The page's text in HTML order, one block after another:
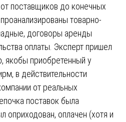
поставщиков до конечных
товарно-
договоры аренды
оплаты. Эксперт пришел
якобы приобретенный у
в действительности
от реальных
поставок была
оприходован, оплачен (хотя и